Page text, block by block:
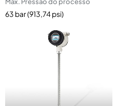
63 bar (913,74 psi)